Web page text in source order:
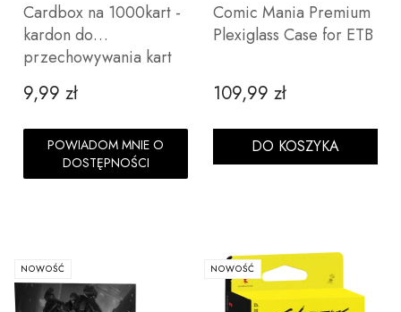
Cardbox na 1000kart -
kardon do
przechowywania kart
Cena
9,99 zł
POWIADOM MNIE O
DOSTĘPNOŚCI
Comic Mania Premium
Plexiglass Case for ETB
Cena
109,99 zł
DO KOSZYKA
NOWOŚĆ NOWOŚĆ